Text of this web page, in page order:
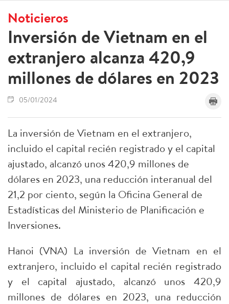
Noticieros
Inversión de Vietnam en el
extranjero alcanza 420,9
millones de dólares en 2023
05/01/2024
La inversión de Vietnam en el extranjero,
incluido el capital recién registrado y el capital
ajustado, alcanzó unos 420,9 millones de
dólares en 2023, una reducción interanual del
21,2 por ciento, según la Oficina General de
Estadísticas del Ministerio de Planificación e
Inversiones.
Hanoi (VNA) La inversión de Vietnam en el
extranjero, incluido el capital recién registrado
y el capital ajustado, alcanzó unos 420,9
millones de dólares en 2023, una reducción